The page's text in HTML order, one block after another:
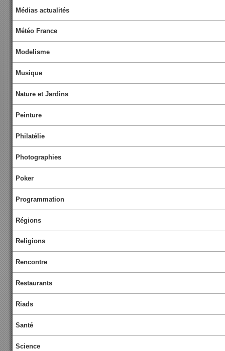
Médias actualités
Météo France
Modelisme
Musique
Nature et Jardins
Peinture
Philatélie
Photographies
Poker
Programmation
Régions
Religions
Rencontre
Restaurants
Riads
Santé
Science